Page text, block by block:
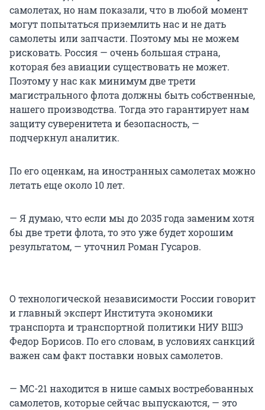
самолетах, но нам показали, что в любой момент
могут попытаться приземлить нас и не дать
самолеты или запчасти. Поэтому мы не можем
рисковать. Россия — очень большая страна,
которая без авиации существовать не может.
Поэтому у нас как минимум две трети
магистрального флота должны быть собственные,
нашего производства. Тогда это гарантирует нам
защиту суверенитета и безопасность, —
подчеркнул аналитик.
По его оценкам, на иностранных самолетах можно
летать еще около 10 лет.
— Я думаю, что если мы до 2035 года заменим хотя
бы две трети флота, то это уже будет хорошим
результатом, — уточнил Роман Гусаров.
О технологической независимости России говорит
и главный эксперт Института экономики
транспорта и транспортной политики НИУ ВШЭ
Федор Борисов. По его словам, в условиях санкций
важен сам факт поставки новых самолетов.
— МС-21 находится в нише самых востребованных
самолетов, которые сейчас выпускаются, — это